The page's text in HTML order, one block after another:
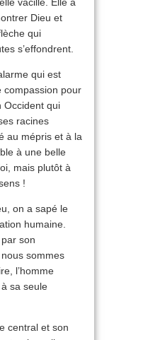
vacille. Elle a
Dieu et
qui
s’effondrent.
qui est
compassion pour
Occident qui
racines
au mépris et à la
à une belle
mais plutôt à
!
on a sapé le
humaine.
son
sommes
l’homme
sa seule
central et son